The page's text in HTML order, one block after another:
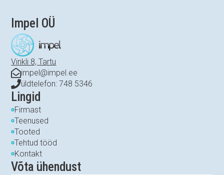
Impel OÜ
Vinkli 8, Tartu
impel@impel.ee
üldtelefon: 748 5346
Lingid
Firmast
Teenused
Tooted
Tehtud tööd
Kontakt
Võta ühendust